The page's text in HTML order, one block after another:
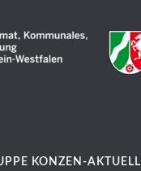
KONZEN-AKTUELL